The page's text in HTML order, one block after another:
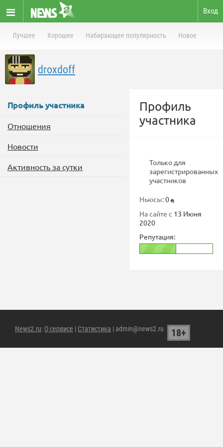
Вход
Лучшее Хорошее Набирающее популярность Новое
droxdoff
Профиль участника
Отношения
Новости
Активность за сутки
Профиль
участника
Только для
зарегистрированных
участников
Ньюсы:0
На сайте с 13 Июня
2020
Репутация:
News2.ru: О сервисе | Статистика | admin@news2.ru 18+